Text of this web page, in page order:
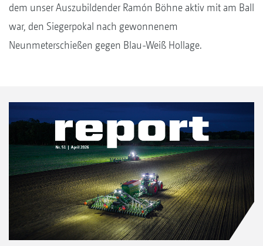
dem unser Auszubildender Ramón Böhne aktiv mit am Ball
war, den Siegerpokal nach gewonnenem
Neunmeterschießen gegen Blau-Weiß Hollage.